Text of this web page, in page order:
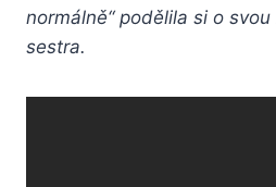
normálně“ podělila si o
sestra.